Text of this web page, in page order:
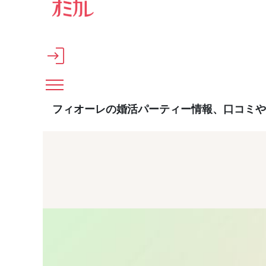
メインコンテンツへスキップ
フィオーレの婚活パーティー情報、口コミ